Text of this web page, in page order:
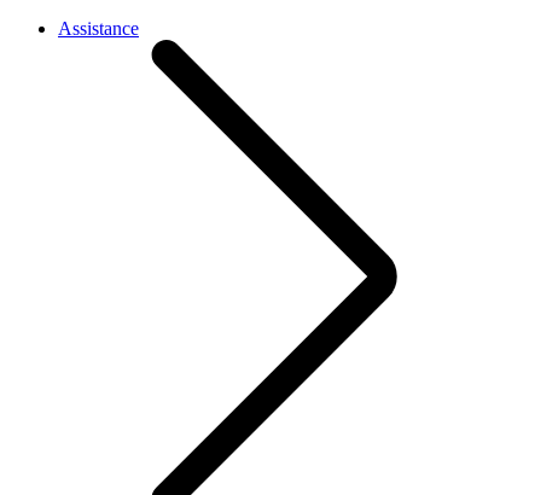
Assistance